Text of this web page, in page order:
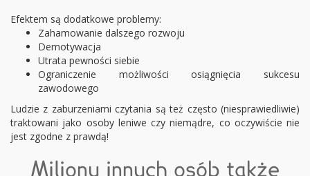
Efektem są dodatkowe problemy:
Zahamowanie dalszego rozwoju
Demotywacja
Utrata pewności siebie
Ograniczenie możliwości osiągnięcia sukcesu
zawodowego
Ludzie z zaburzeniami czytania są też często (niesprawiedliwie)
traktowani jako osoby leniwe czy niemądre, co oczywiście nie
jest zgodne z prawdą!
Miliony innych osób także